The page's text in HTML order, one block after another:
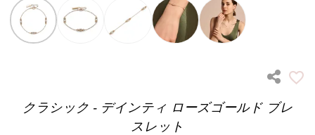
クラシック - デインティ ローズゴールド ブレ
スレット